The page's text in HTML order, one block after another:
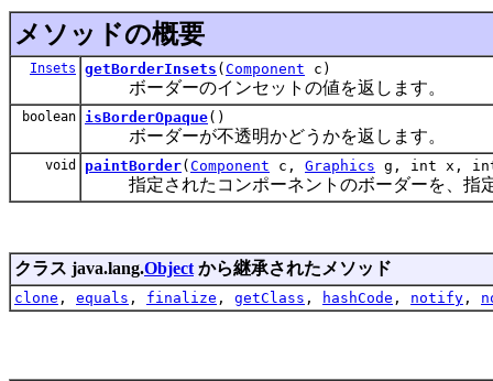
メソッドの概要
Insets getBorderInsets ( Component c)
ボーダーのインセットの値を返します。
boolean isBorderOpaque()
ボーダーが不透明かどうかを返します。
void paintBorder( Component c, Graphics g, int x,
指定されたコンポーネントのボーダーを、指
クラス java.lang.Object から継承されたメソッド
clone , equals , finalize , getClass , hashCode , notify ,